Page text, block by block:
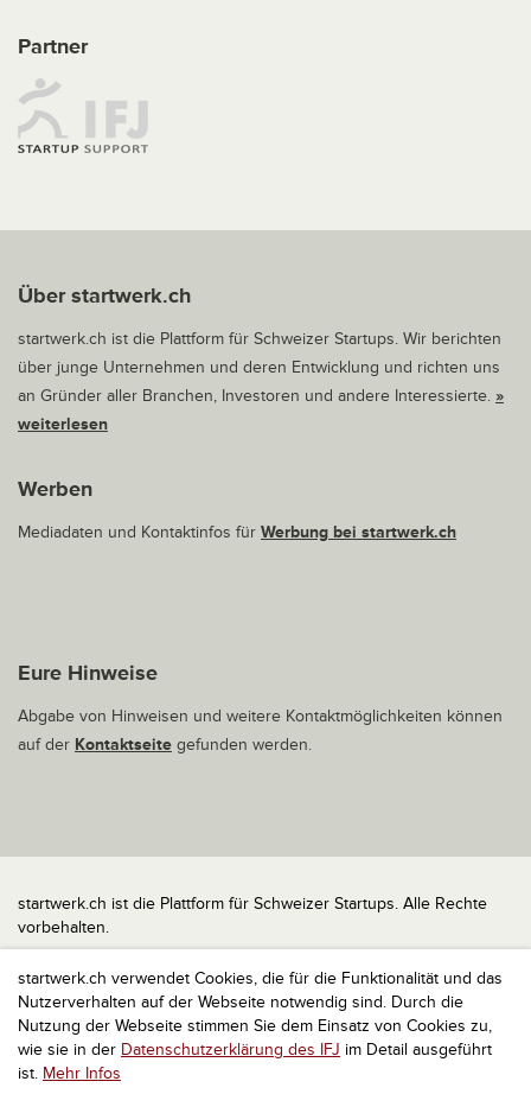
startwerk.ch verwendet Cookies, die für die Funktionalität und das
Nutzerverhalten auf der Webseite notwendig sind. Durch die
Nutzung der Webseite stimmen Sie dem Einsatz von Cookies zu,
wie sie in der Datenschutzerklärung des IFJ im Detail ausgeführt
ist. Mehr Infos
Partner
Über startwerk.ch
startwerk.ch ist die Plattform für Schweizer Startups. Wir berichten
über junge Unternehmen und deren Entwicklung und richten uns
an Gründer aller Branchen, Investoren und andere Interessierte. »
weiterlesen
Werben
Mediadaten und Kontaktinfos für Werbung bei startwerk.ch
Eure Hinweise
Abgabe von Hinweisen und weitere Kontaktmöglichkeiten können
auf der Kontaktseite gefunden werden.
startwerk.ch ist die Plattform für Schweizer Startups. Alle Rechte
vorbehalten.
Impressum
Kontakt
nach oben